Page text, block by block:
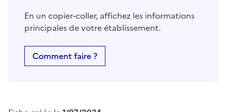
En un copier-coller, affichez les informations
principales de votre établissement.
Comment faire ?